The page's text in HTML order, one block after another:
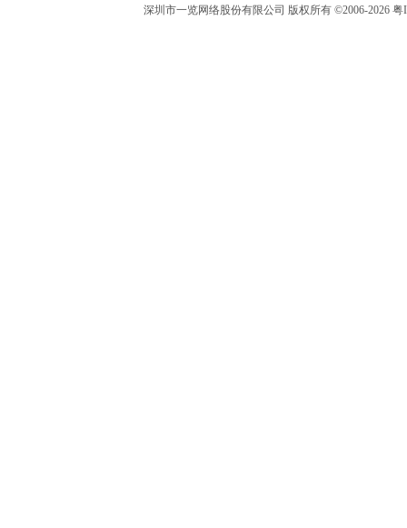
深圳市一览网络股份有限公司 版权所有 ©2006-2026